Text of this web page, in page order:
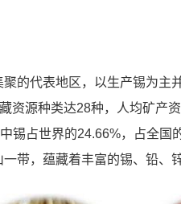
的代表地区，以生产锡为主
资源种类达28种，人均矿产
锡占世界的24.66%，占全国
带，蕴藏着丰富的锡、铅、